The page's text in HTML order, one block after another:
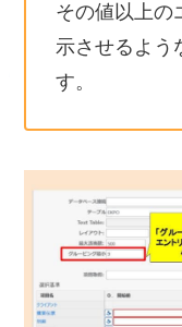
その値以上の
示させるよう
す。